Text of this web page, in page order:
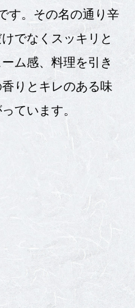
す。その名の通り辛
でなくスッキリと
ム感、料理を引き
りとキレのある味
ています。